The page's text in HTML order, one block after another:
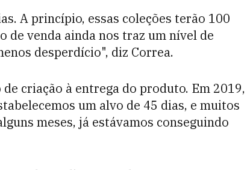
A princípio, essas coleções terão 100
de venda ainda nos traz um nível de
desperdício", diz Correa.
criação à entrega do produto. Em 2019,
um alvo de 45 dias, e muitos
meses, já estávamos conseguindo